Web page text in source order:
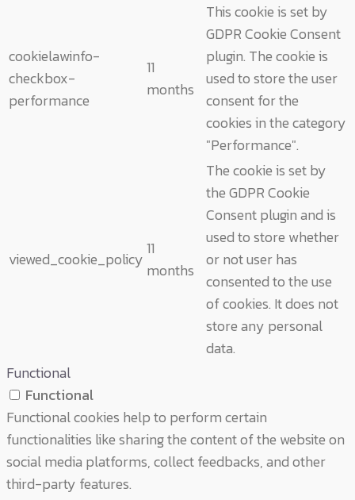
cookielawinfo-
checkbox-
performance
11
months
This cookie is set by
GDPR Cookie Consent
plugin. The cookie is
used to store the user
consent for the
cookies in the category
"Performance".
viewed_cookie_policy
11
months
The cookie is set by
the GDPR Cookie
Consent plugin and is
used to store whether
or not user has
consented to the use
of cookies. It does not
store any personal
data.
Functional
Functional
Functional cookies help to perform certain
functionalities like sharing the content of the website on
social media platforms, collect feedbacks, and other
third-party features.